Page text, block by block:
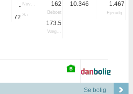
- Nuvær.
72 Samlet
162
Beboet
173.5
Vægtet
10.346 1.467
Ejerudg.
Se bolig